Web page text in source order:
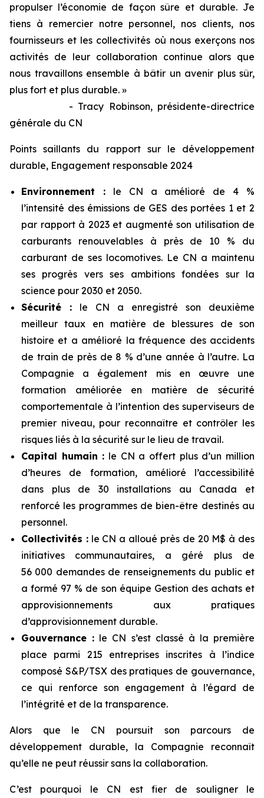
propulser l’économie de façon sûre et durable. Je
tiens à remercier notre personnel, nos clients, nos
fournisseurs et les collectivités où nous exerçons nos
activités de leur collaboration continue alors que
nous travaillons ensemble à bâtir un avenir plus sûr,
plus fort et plus durable. »
- Tracy Robinson, présidente-directrice
générale du CN
Points saillants du rapport sur le développement
durable, Engagement responsable 2024
Environnement :le CN a amélioré de 4 %
l’intensité des émissions de GES des portées 1 et 2
par rapport à 2023 et augmenté son utilisation de
carburants renouvelables à près de 10 % du
carburant de ses locomotives. Le CN a maintenu
ses progrès vers ses ambitions fondées sur la
science pour 2030 et 2050.
Sécurité : le CN a enregistré son deuxième
meilleur taux en matière de blessures de son
histoire et a amélioré la fréquence des accidents
de train de près de 8 % d’une année à l’autre. La
Compagnie a également mis en œuvre une
formation améliorée en matière de sécurité
comportementale à l’intention des superviseurs de
premier niveau, pour reconnaître et contrôler les
risques liés à la sécurité sur le lieu de travail.
Capital humain : le CN a offert plus d’un million
d’heures de formation, amélioré l’accessibilité
dans plus de 30 installations au Canada et
renforcé les programmes de bien-être destinés au
personnel.
Collectivités :le CN a alloué près de 20 M$ à des
initiatives communautaires, a géré plus de
56 000 demandes de renseignements du public et
a formé 97 % de son équipe Gestion des achats et
approvisionnements aux pratiques
d’approvisionnement durable.
Gouvernance : le CN s’est classé à la première
place parmi 215 entreprises inscrites à l’indice
composé S&P/TSX des pratiques de gouvernance,
ce qui renforce son engagement à l’égard de
l’intégrité et de la transparence.
Alors que le CN poursuit son parcours de
développement durable, la Compagnie reconnaît
qu’elle ne peut réussir sans la collaboration.
C’est pourquoi le CN est fier de souligner le